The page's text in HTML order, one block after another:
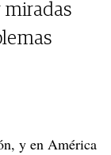
miradas
y en América